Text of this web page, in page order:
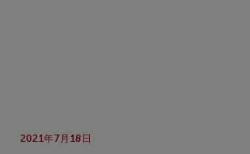
2021年7月18日